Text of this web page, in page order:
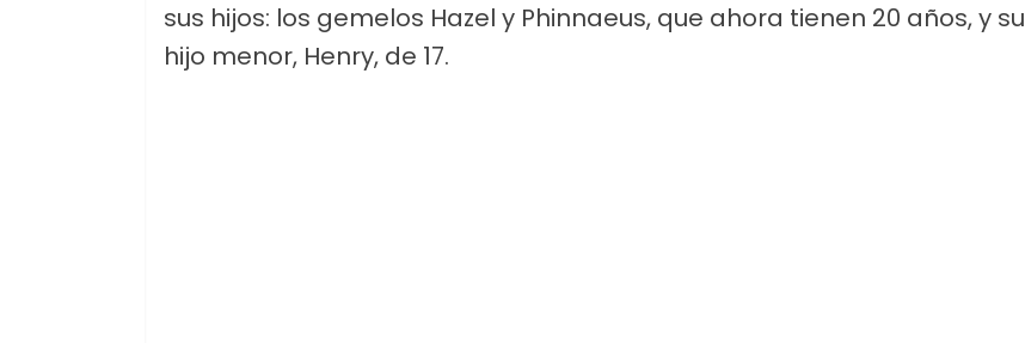
sus hijos: los gemelos Hazel y Phinnaeus, que ahora tienen 20 años, y su
hijo menor, Henry, de 17.